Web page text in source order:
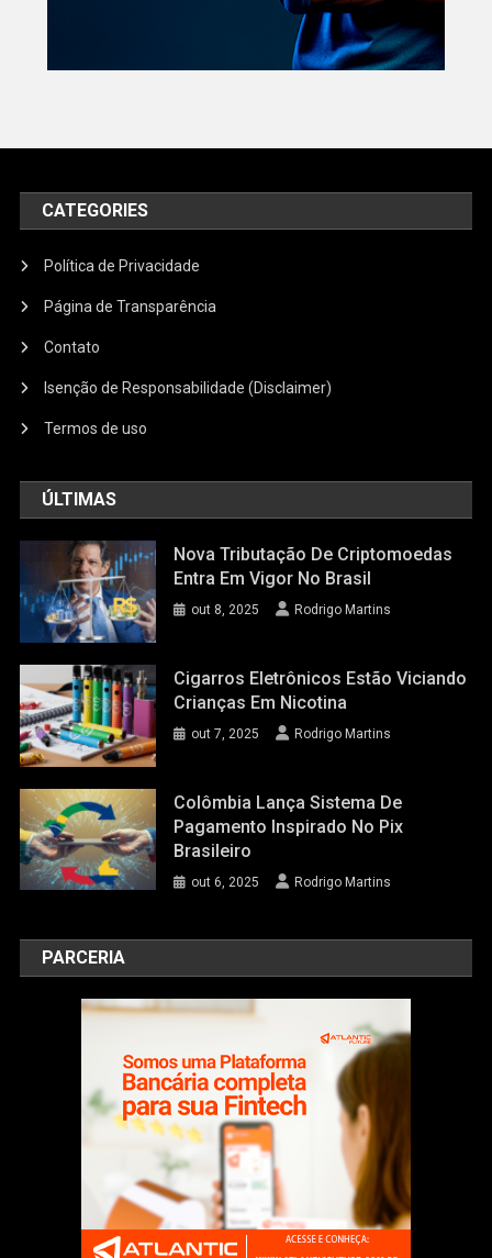
CATEGORIES
Política de Privacidade
Página de Transparência
Contato
Isenção de Responsabilidade (Disclaimer)
Termos de uso
ÚLTIMAS
Nova Tributação De Criptomoedas
Entra Em Vigor No Brasil
out 8, 2025 Rodrigo Martins
Cigarros Eletrônicos Estão Viciando
Crianças Em Nicotina
out 7, 2025 Rodrigo Martins
Colômbia Lança Sistema De
Pagamento Inspirado No Pix
Brasileiro
out 6, 2025 Rodrigo Martins
PARCERIA